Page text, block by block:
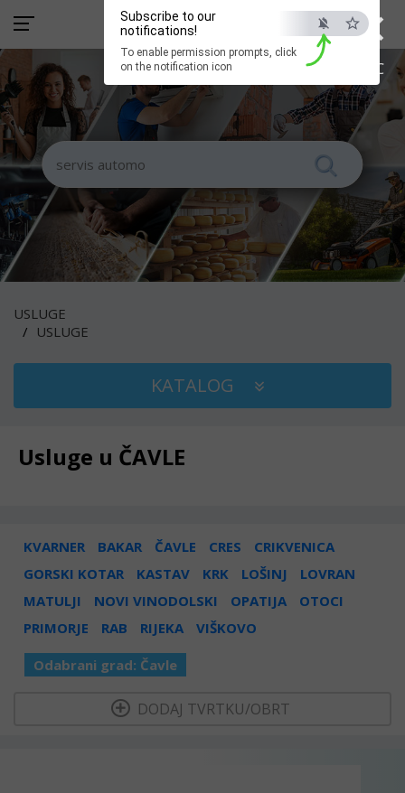
×
ESC
Subscribe to our
notifications!
To enable permission prompts, click
on the notification icon
USLUGE
USLUGE
KATALOG
Usluge u ČAVLE
KVARNER BAKAR ČAVLE CRES
CRIKVENICA
GORSKI KOTAR
KASTAV KRK LOŠINJ
LOVRAN
MATULJI
NOVI VINODOLSKI OPATIJA
OTOCI
PRIMORJE
RAB RIJEKA VIŠKOVO
Odabrani grad: Čavle
DODAJ TVRTKU/OBRT